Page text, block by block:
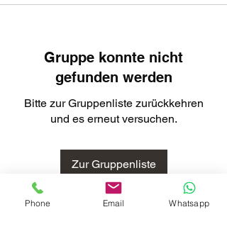
Gruppe konnte nicht
gefunden werden
Bitte zur Gruppenliste zurückkehren
und es erneut versuchen.
Zur Gruppenliste
Phone Email Whatsapp